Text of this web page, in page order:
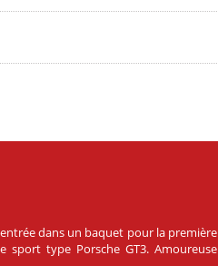
dans un baquet pour la première
type Porsche GT3. Amoureuse